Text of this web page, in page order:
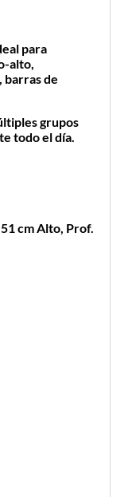
para
alto,
barras de
grupos
todo el día.
cm Alto, Prof.